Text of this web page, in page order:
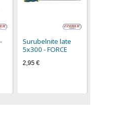
Surubelnite late
5х300 - FORCE
2,95 €